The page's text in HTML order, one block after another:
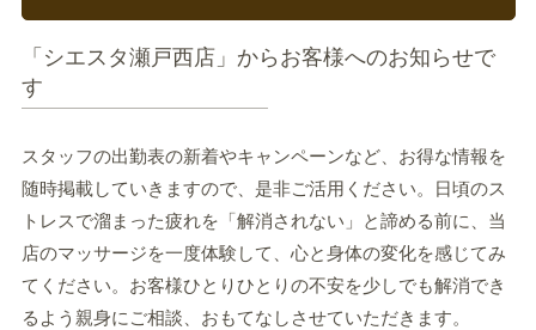
「シエスタ瀬戸西店」からお客様へのお知らせで
す
スタッフの出勤表の新着やキャンペーンなど、お得な情報を
随時掲載していきますので、是非ご活用ください。日頃のス
トレスで溜まった疲れを「解消されない」と諦める前に、当
店のマッサージを一度体験して、心と身体の変化を感じてみ
てください。お客様ひとりひとりの不安を少しでも解消でき
るよう親身にご相談、おもてなしさせていただきます。